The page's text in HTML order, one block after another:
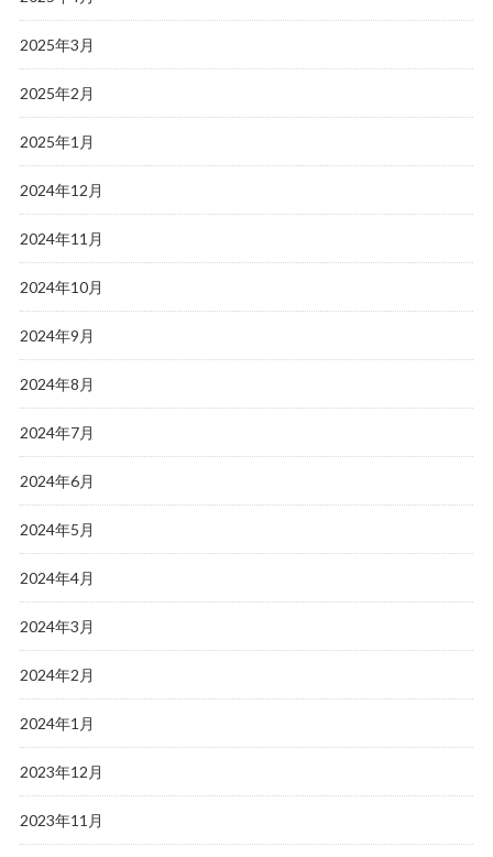
2025年3月
2025年2月
2025年1月
2024年12月
2024年11月
2024年10月
2024年9月
2024年8月
2024年7月
2024年6月
2024年5月
2024年4月
2024年3月
2024年2月
2024年1月
2023年12月
2023年11月